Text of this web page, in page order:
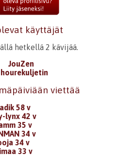
käyttäjät
hetkellä 2 kävijää.
JouZen
hourekuljetin
viettää
58 v
lynx 42 v
35 v
34 v
34 v
33 v